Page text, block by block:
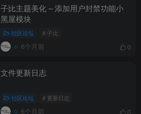
子比主题美化 – 添加用户封禁功能小
黑屋模块
社区论坛 # 子比
6个月前 0
文件更新日志
社区论坛 # 更新日志
6个月前 0